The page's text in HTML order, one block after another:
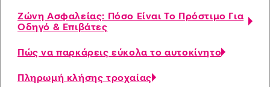
Ζώνη Ασφαλείας: Πόσο Είναι Το Πρόστιμο Για
Οδηγό & Επιβάτες
Πώς να παρκάρεις εύκολα το αυτοκίνητο
Πληρωμή κλήσης τροχαίας